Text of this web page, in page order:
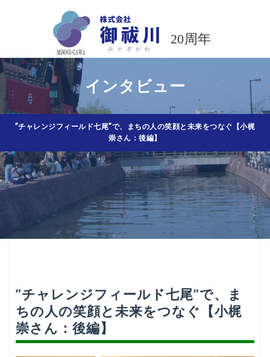
ツ
キ
インタビュー
”チャレンジフィールド七尾”で、まちの人の笑顔と未来をつなぐ【小梶
崇さん：後編】
”チャレンジフィールド七尾”で、ま
ちの人の笑顔と未来をつなぐ【小梶
崇さん：後編】